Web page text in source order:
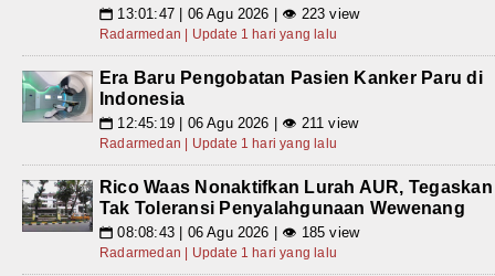
📅 13:01:47 | 06 Agu 2026 | 👁 223 view
Radarmedan | Update 1 hari yang lalu
Era Baru Pengobatan Pasien Kanker Paru di
Indonesia
📅 12:45:19 | 06 Agu 2026 | 👁 211 view
Radarmedan | Update 1 hari yang lalu
Rico Waas Nonaktifkan Lurah AUR, Tegaskan
Tak Toleransi Penyalahgunaan Wewenang
📅 08:08:43 | 06 Agu 2026 | 👁 185 view
Radarmedan | Update 1 hari yang lalu